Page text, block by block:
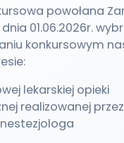
powołana
01.06.2026r.
konkursowym
lekarskiej opieki
realizowanej